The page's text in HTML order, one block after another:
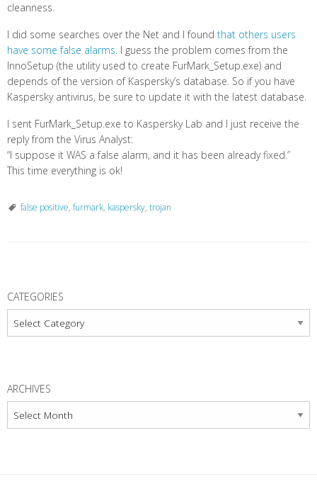
cleanness.
I did some searches over the Net and I found that others users
have some false alarms. I guess the problem comes from the
InnoSetup (the utility used to create FurMark_Setup.exe) and
depends of the version of Kaspersky’s database. So if you have
Kaspersky antivirus, be sure to update it with the latest database.
I sent FurMark_Setup.exe to Kaspersky Lab and I just receive the
reply from the Virus Analyst:
“I suppose it WAS a false alarm, and it has been already fixed.”
This time everything is ok!
false positive, furmark, kaspersky, trojan
o
t
v
CATEGORIES
Categories
ARCHIVES
Archives